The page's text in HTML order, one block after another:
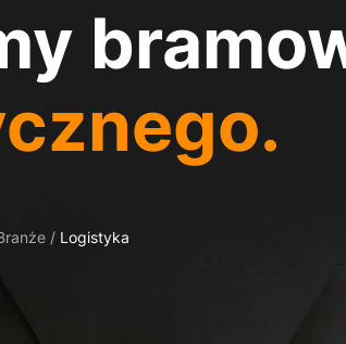
/ Logistyka
Tutaj znajdziesz przegląd
wyświetlić dalsze informacje i
Preferencje prywatności
Niezbędne (1)